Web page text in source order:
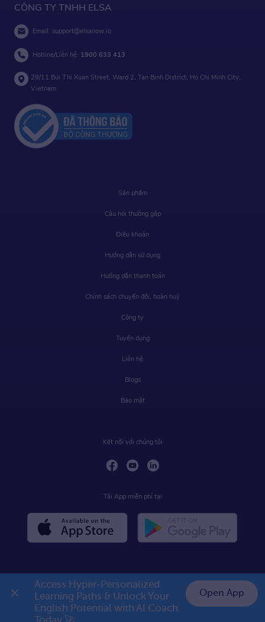
CÔNG TY TNHH ELSA
Email: support@elsanow.io
Hotline/Liên hệ: 1900 633 413
29/11 Bui Thi Xuan Street, Ward 2, Tan Binh District, Ho Chi Minh City,
Vietnam
Sản phẩm
Câu hỏi thường gặp
Điều khoản
Hướng dẫn sử dụng
Hướng dẫn thanh toán
Chính sách chuyển đổi, hoàn huỷ
Công ty
Tuyển dụng
Liên hệ
Blogs
Bảo mật
Kết nối với chúng tôi
Tải App miễn phí tại
Access Hyper-Personalized
Learning Paths & Unlock Your
English Potential with AI Coach
Open App